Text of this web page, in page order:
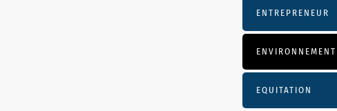
ENTREPRENEUR
ENVIRONNEMENT
EQUITATION